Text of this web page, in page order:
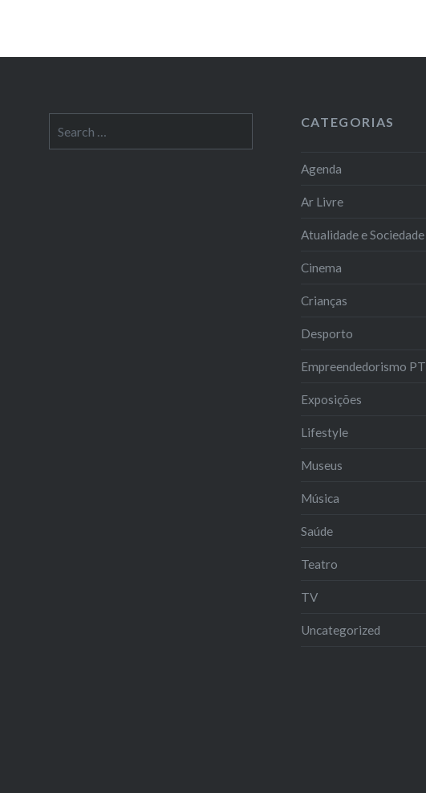
for:
CATEGORIAS
Agenda
Ar Livre
Atualidade e Sociedade
Cinema
Crianças
Desporto
Empreendedorismo PT
Exposições
Lifestyle
Museus
Música
Saúde
Teatro
TV
Uncategorized